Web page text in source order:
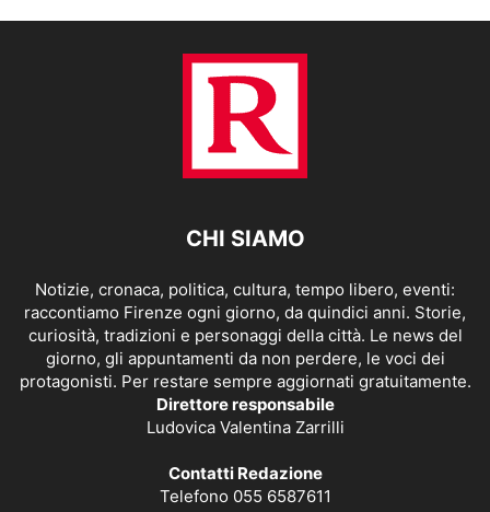
CHI SIAMO
Notizie, cronaca, politica, cultura, tempo libero, eventi:
raccontiamo Firenze ogni giorno, da quindici anni. Storie,
curiosità, tradizioni e personaggi della città. Le news del
giorno, gli appuntamenti da non perdere, le voci dei
protagonisti. Per restare sempre aggiornati gratuitamente.
Direttore responsabile
Ludovica Valentina Zarrilli
Contatti Redazione
Telefono 055 6587611